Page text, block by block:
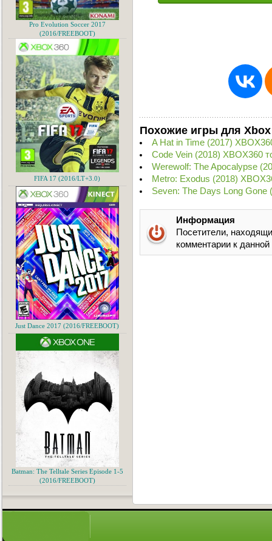
Похожие игры для Xbox
A Hat in Time (2017)
Code Vein (2018) XBOX360
Werewolf: The Apocalypse
Metro: Exodus (2018)
Seven: The Days Long Gone
Информация
Посетители,
комментарии к
Pro Evolution Soccer 2017
(2016/FREEBOOT)
FIFA 17 (2016/LT+3.0)
Just Dance 2017 (2016/FREEBOOT)
Batman: The Telltale Series Episode 1-5
(2016/FREEBOOT)